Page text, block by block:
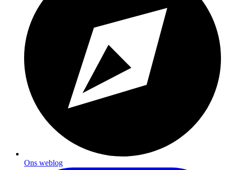
Ons weblog